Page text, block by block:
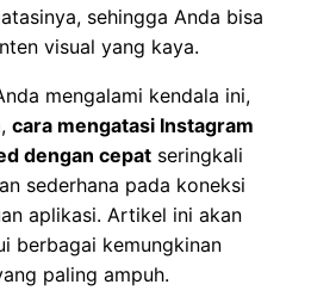
sehingga Anda bisa
visual yang kaya.
mengalami kendala ini,
cara mengatasi Instagram
dengan cepat seringkali
sederhana pada koneksi
aplikasi. Artikel ini akan
berbagai kemungkinan
paling ampuh.